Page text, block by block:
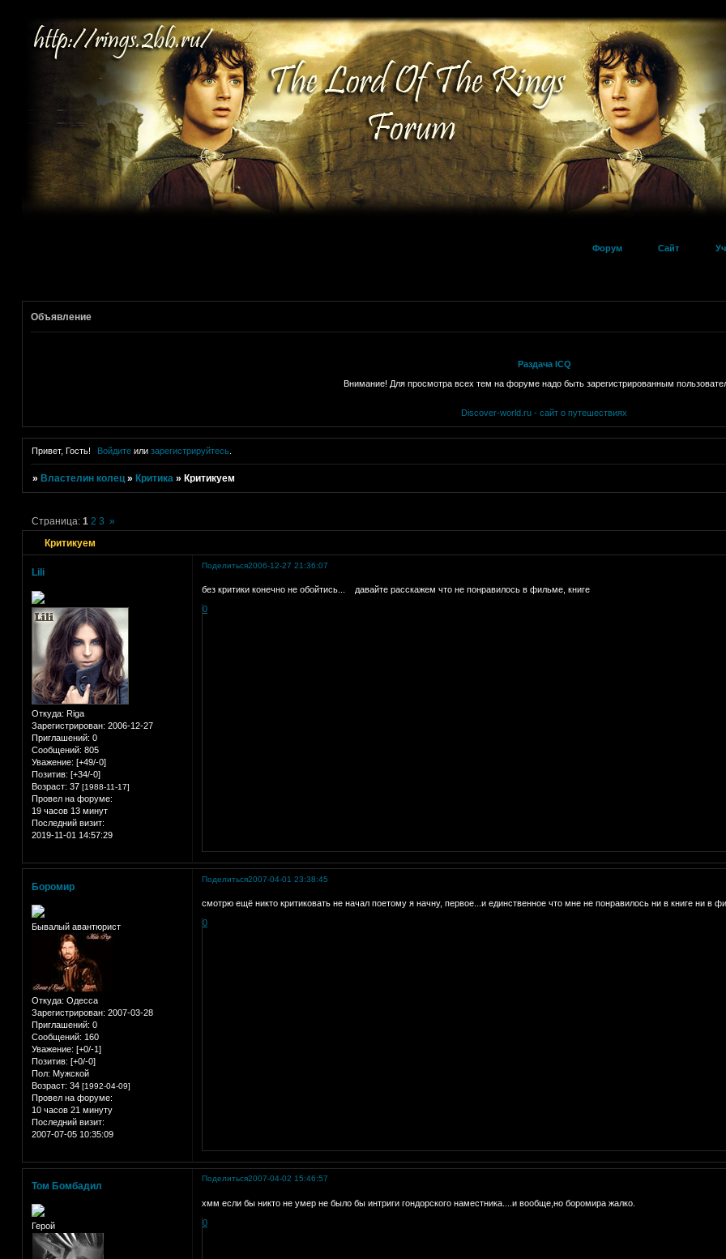
Форум Сайт
Объявление
Раздача ICQ
Внимание! Для просмотра всех тем на форуме надо быть зарегистрированным
Discover-world.ru - сайт о путешествиях
Привет, Гость! Войдите илизарегистрируйтесь
» Властелин колец » Критика » Критикуем
Критикуем
Страница: 1 2 3 »
Поделиться2006-12-27 21:36:07
Lili
Откуда: Riga
Зарегистрирован: 2006-12-27
Приглашений: 0
Сообщений: 805
Уважение: [+49/-0]
Позитив: [+34/-0]
Возраст: 37 [1988-11-17]
Провел на форуме:
19 часов 13 минут
Последний визит:
2019-11-01 14:57:29
без критики конечно не обойтись...
давайте расскажем что не понравилось в фильме, книге
0
Поделиться2007-04-01 23:38:45
Боромир
Бывалый авантюрист
Откуда: Одесса
Зарегистрирован: 2007-03-28
Приглашений: 0
Сообщений: 160
Уважение: [+0/-1]
Позитив: [+0/-0]
Пол: Мужской
Возраст: 34 [1992-04-09]
Провел на форуме:
10 часов 21 минуту
Последний визит:
2007-07-05 10:35:09
смотрю ещё никто критиковать не начал поетому я начну, первое...и единственное что мне не понравилось ни в книге ни в
0
Поделиться2007-04-02 15:46:57
Том Бомбадил
Герой
хмм если бы никто не умер не было бы интриги гондорского наместника....и вообще,но боромира жалко.
0